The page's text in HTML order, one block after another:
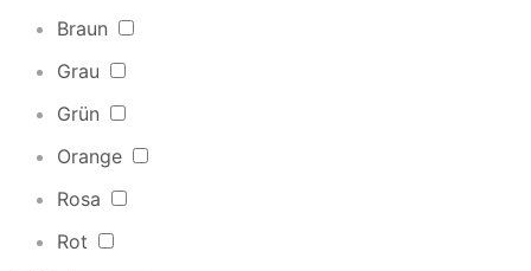
Braun
Grau
Grün
Orange
Rosa
Rot